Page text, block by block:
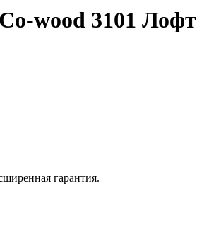
wood 3101 Лофт
гарантия.